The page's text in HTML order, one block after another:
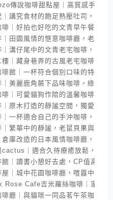
傳說咖啡甜點屋｜高質感手作
｜講究食材的飽足熱壓吐司，文
啡｜好拍也好吃的文青早午餐，充
｜田園風情的愜意咖啡廳，老闆熱
｜溝仔尾中的文青老宅咖啡，今天
樓｜藏身巷弄的古風老宅咖啡廳，
啡館｜一杯符合個別口味的特調
｜美麗鹿角蕨下品味咖啡，綠意充
啡｜可愛貓狗作陪的溫馨咖啡館，
｜原木打造的靜謐空間，獨愛咖啡
｜一杯適合自己的手沖咖啡，一份
｜繁華中的靜謐，老鼠貝果與咖啡
倉庫改造的日本風情咖啡廳，獨
cactus｜適合久待療癒放鬆，細
館｜讀書小憩好去處，CP值高平
屋｜城中花園咖啡廳，喧囂中的沉
Rose Cafe吉米蘿絲咖啡｜家咖
啡廳｜與貓咪一同品茗午茶咖啡，